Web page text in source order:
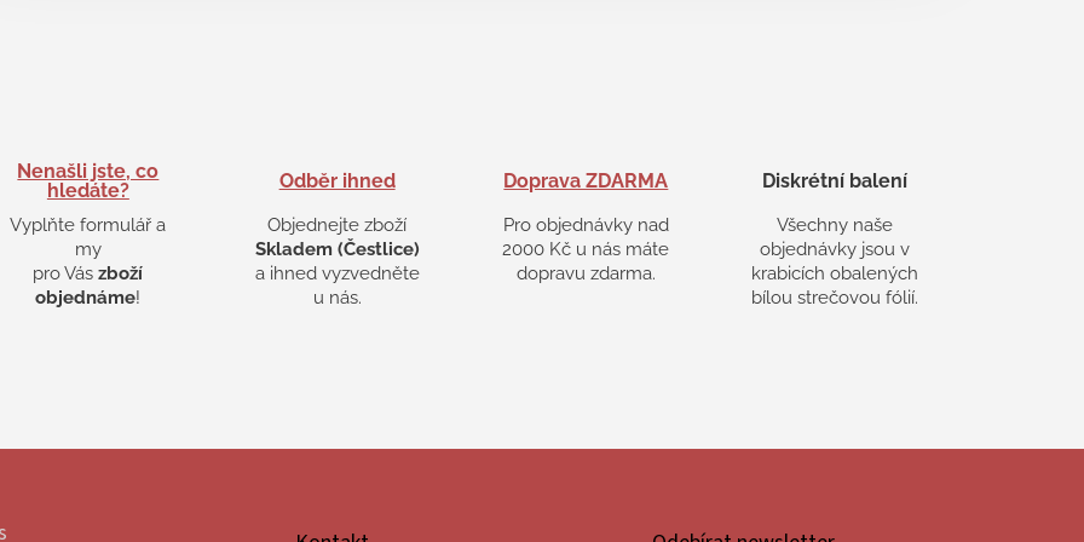
Nenašli jste, co
hledáte?
Vyplňte formulář a
my
pro Vászboží
objednáme!
Odběr ihned
Objednejte zboží
Skladem (Čestlice)
a ihned vyzvedněte
u nás.
Doprava ZDARMA
Pro objednávky nad
2000 Kč u nás máte
dopravu zdarma.
Diskrétní balení
Všechny naše
objednávky jsou v
krabicích obalených
bílou strečovou fólií.